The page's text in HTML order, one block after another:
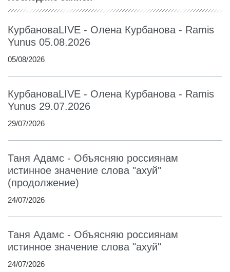
КурбановаLIVE - Олена Курбанова - Ramis
Yunus 05.08.2026
05/08/2026
КурбановаLIVE - Олена Курбанова - Ramis
Yunus 29.07.2026
29/07/2026
Таня Адамс - Объясняю россиянам
истинное значение слова "ахуй"
(продолжение)
24/07/2026
Таня Адамс - Объясняю россиянам
истинное значение слова "ахуй"
24/07/2026